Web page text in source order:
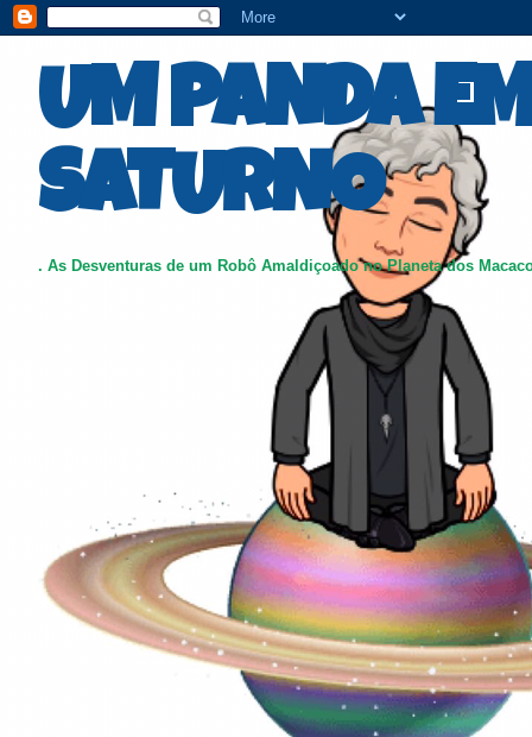
UM PANDA
SATURNO
. As Desventuras de um Robô Amaldiçoado no Planeta dos